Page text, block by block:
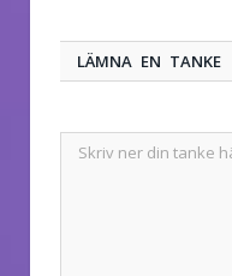
LÄMNA EN TANKE